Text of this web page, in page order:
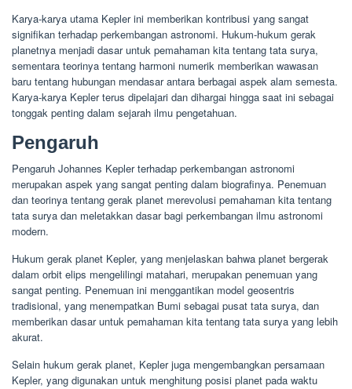
Karya-karya utama Kepler ini memberikan kontribusi yang sangat
signifikan terhadap perkembangan astronomi. Hukum-hukum gerak
planetnya menjadi dasar untuk pemahaman kita tentang tata surya,
sementara teorinya tentang harmoni numerik memberikan wawasan
baru tentang hubungan mendasar antara berbagai aspek alam semesta.
Karya-karya Kepler terus dipelajari dan dihargai hingga saat ini sebagai
tonggak penting dalam sejarah ilmu pengetahuan.
Pengaruh
Pengaruh Johannes Kepler terhadap perkembangan astronomi
merupakan aspek yang sangat penting dalam biografinya. Penemuan
dan teorinya tentang gerak planet merevolusi pemahaman kita tentang
tata surya dan meletakkan dasar bagi perkembangan ilmu astronomi
modern.
Hukum gerak planet Kepler, yang menjelaskan bahwa planet bergerak
dalam orbit elips mengelilingi matahari, merupakan penemuan yang
sangat penting. Penemuan ini menggantikan model geosentris
tradisional, yang menempatkan Bumi sebagai pusat tata surya, dan
memberikan dasar untuk pemahaman kita tentang tata surya yang lebih
akurat.
Selain hukum gerak planet, Kepler juga mengembangkan persamaan
Kepler, yang digunakan untuk menghitung posisi planet pada waktu